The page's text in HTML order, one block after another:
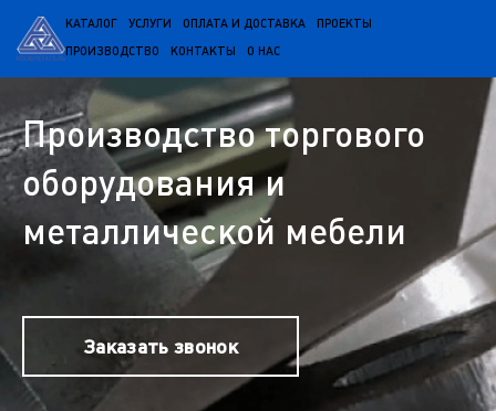
КАТАЛОГ УСЛУГИ ОПЛАТА И ДОСТАВКА ПРОЕКТЫ
ПРОИЗВОДСТВО КОНТАКТЫ О НАС
Производство торгового
оборудования и
металлической мебели
Заказать звонок